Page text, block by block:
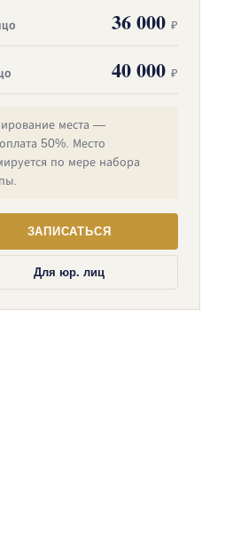
36 000 ₽
40 000 ₽
места —
50%. Место
по мере набора
ЗАПИСАТЬСЯ
Для юр. лиц